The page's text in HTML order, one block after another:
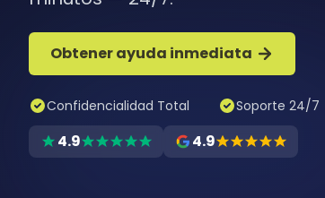
Obtener ayuda inmediata
Confidencialidad Total Soporte 24/7
4.9 4.9